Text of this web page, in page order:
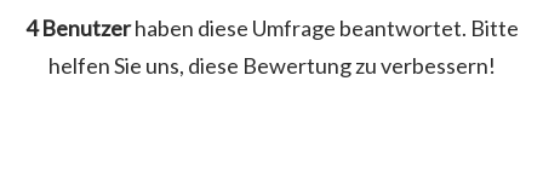
4 Benutzerhaben diese Umfrage beantwortet. Bitte
helfen Sie uns, diese Bewertung zu verbessern!